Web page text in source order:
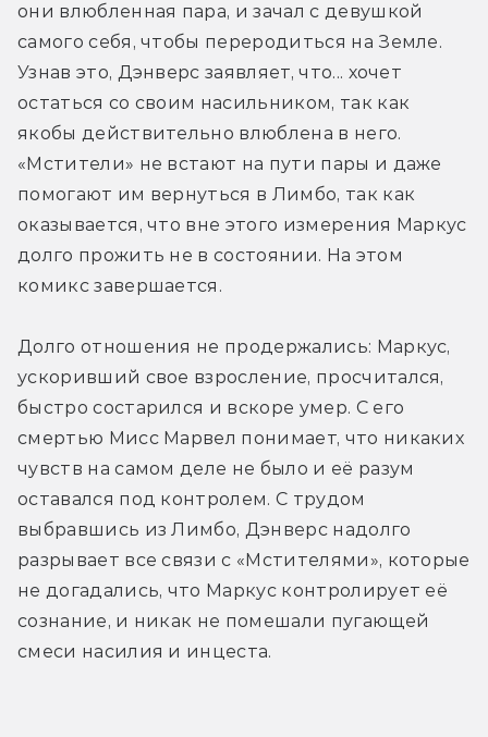
они влюбленная пара, и зачал с девушкой
самого себя, чтобы переродиться на Земле.
Узнав это, Дэнверс заявляет, что... хочет
остаться со своим насильником, так как
якобы действительно влюблена в него.
«Мстители» не встают на пути пары и даже
помогают им вернуться в Лимбо, так как
оказывается, что вне этого измерения Маркус
долго прожить не в состоянии. На этом
комикс завершается.
Долго отношения не продержались: Маркус,
ускоривший свое взросление, просчитался,
быстро состарился и вскоре умер. С его
смертью Мисс Марвел понимает, что никаких
чувств на самом деле не было и её разум
оставался под контролем. С трудом
выбравшись из Лимбо, Дэнверс надолго
разрывает все связи с «Мстителями», которые
не догадались, что Маркус контролирует её
сознание, и никак не помешали пугающей
смеси насилия и инцеста.